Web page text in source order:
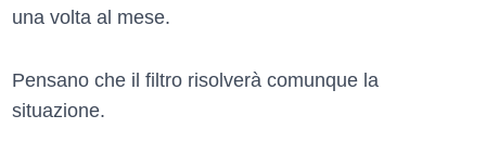
una volta al mese.
Pensano che il filtro risolverà comunque la
situazione.